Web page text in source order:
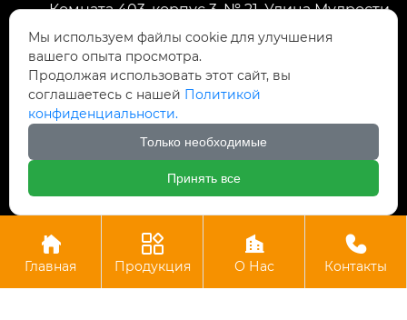
Комната 403, корпус 3, № 21, Улица Мудрости,
Зона экономического развития Хуэйшань,
город Уси
li@futaogroup.com

Авторское право©ООО Импорт и экспорт Уси Футао

Главная

Продукция

О Нас

Контакты
Мы используем файлы cookie для улучшения
вашего опыта просмотра.
Продолжая использовать этот сайт, вы
соглашаетесь с нашей Политикой
конфиденциальности.
Только необходимые
Принять все